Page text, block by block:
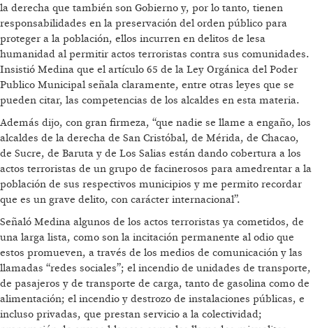
la derecha que también son Gobierno y, por lo tanto, tienen
responsabilidades en la preservación del orden público para
proteger a la población, ellos incurren en delitos de lesa
humanidad al permitir actos terroristas contra sus comunidades.
Insistió Medina que el artículo 65 de la Ley Orgánica del Poder
Publico Municipal señala claramente, entre otras leyes que se
pueden citar, las competencias de los alcaldes en esta materia.
Además dijo, con gran firmeza, “que nadie se llame a engaño, los
alcaldes de la derecha de San Cristóbal, de Mérida, de Chacao,
de Sucre, de Baruta y de Los Salias están dando cobertura a los
actos terroristas de un grupo de facinerosos para amedrentar a la
población de sus respectivos municipios y me permito recordar
que es un grave delito, con carácter internacional”.
Señaló Medina algunos de los actos terroristas ya cometidos, de
una larga lista, como son la incitación permanente al odio que
estos promueven, a través de los medios de comunicación y las
llamadas “redes sociales”; el incendio de unidades de transporte,
de pasajeros y de transporte de carga, tanto de gasolina como de
alimentación; el incendio y destrozo de instalaciones públicas, e
incluso privadas, que prestan servicio a la colectividad;